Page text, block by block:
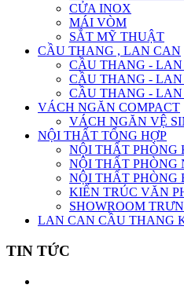
CỬA INOX
MÁI VÒM
SẮT MỸ THUẬT
CẦU THANG , LAN CAN
CẦU THANG -
CẦU THANG -
CẦU THANG -
VÁCH NGĂN COMPACT
VÁCH NGĂN VỆ
NỘI THẤT TỔNG HỢP
NỘI THẤT PHÒNG
NỘI THẤT PHÒNG
NỘI THẤT PHÒNG
KIẾN TRÚC VĂN
SHOWROOM
LAN CAN CẦU THANG
TIN TỨC